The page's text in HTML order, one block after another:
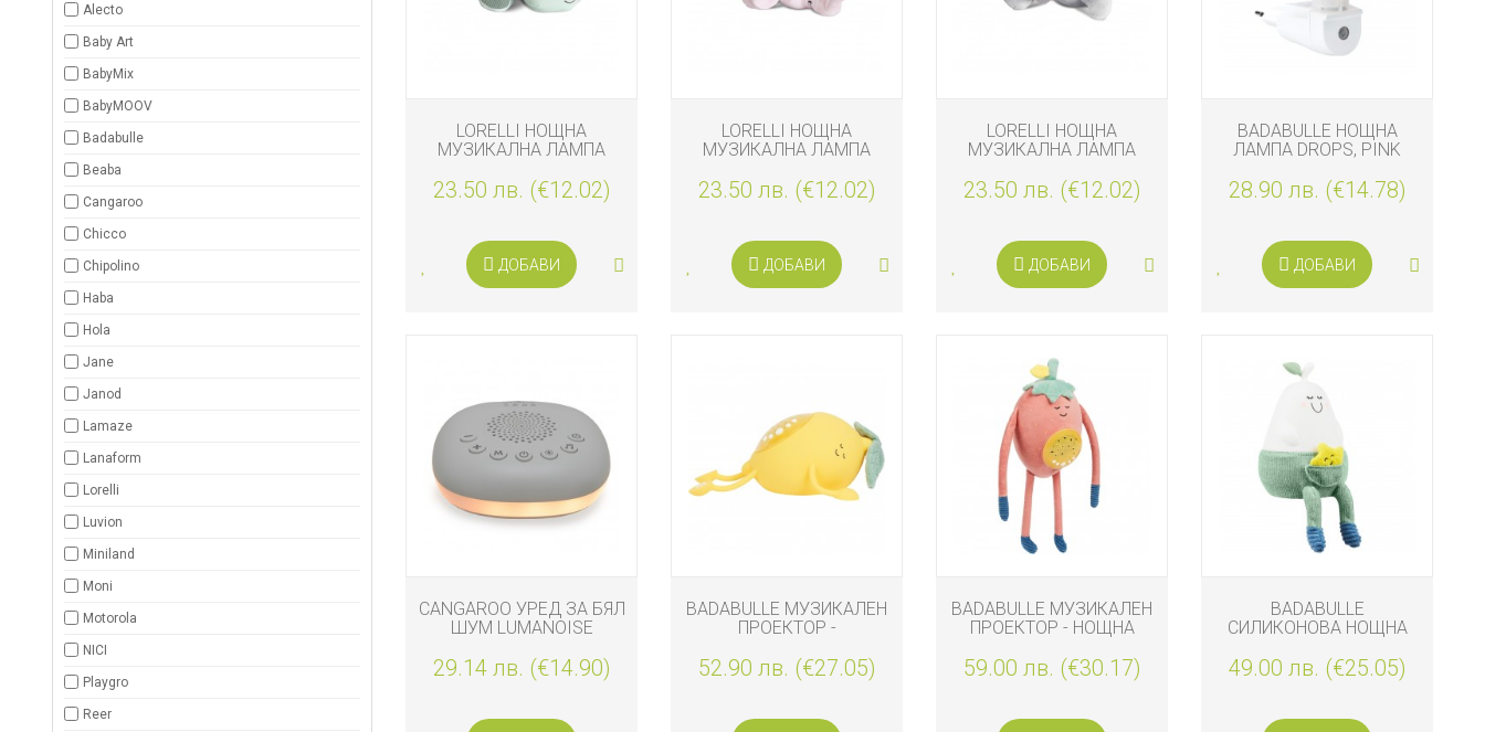
ПРОДУКТИ
БЕБЕШКИ
ДРЕШКИ
ПЪТ
КОЗМЕТИКА
ПЕЛЕНИ
ДЕТСКИ
ИГРАЧКИ
Alecto
Baby Art
BabyMix
BabyMOOV
Badabulle
Beaba
Cangaroo
Chicco
Chipolino
Haba
Hola
Jane
Janod
Lamaze
Lanaform
Lorelli
Luvion
Miniland
Moni
Motorola
NICI
Playgro
Reer
LORELLI НОЩНА
МУЗИКАЛНА ЛАМПА
23.50 лв. (€12.02)
ДОБАВИ
LORELLI НОЩНА
МУЗИКАЛНА ЛАМПА
23.50 лв. (€12.02)
ДОБАВИ
LORELLI НОЩНА
МУЗИКАЛНА ЛАМПА
23.50 лв. (€12.02)
ДОБАВИ
BADABULLE НОЩНА
ЛАМПА DROPS, PINK
28.90 лв. (€14.78)
ДОБАВИ
CANGAROO УРЕД ЗА БЯЛ
ШУМ LUMANOISE
29.14 лв. (€14.90)
BADABULLE МУЗИКАЛЕН
ПРОЕКТОР -
ЛАМПА ЛИМОНЪТ BASILE
52.90 лв. (€27.05)
BADABULLE МУЗИКАЛЕН
ПРОЕКТОР - НОЩНА
BARNABY
59.00 лв. (€30.17)
BADABULLE
СИЛИКОНОВА НОЩНА
BERTILLE
49.00 лв. (€25.05)